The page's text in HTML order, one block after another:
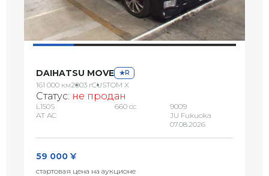
DAIHATSU MOVE R
161 000 км2003 гCUSTOM X
Статус: не продан
L150S
AT AC
660 сс
9009
JU Fukuoka
07.08.2026
59 000 ¥
стартовая цена на аукционе